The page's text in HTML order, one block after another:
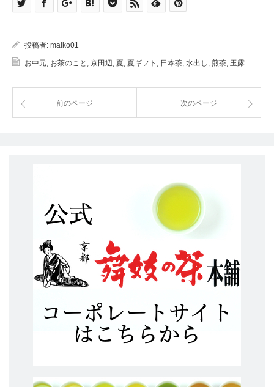
投稿者: maiko01
お中元, お茶のこと , 京田辺, 夏, 夏ギフト , 日本茶, 水出し , 煎茶, 玉露
前のページ 次のページ